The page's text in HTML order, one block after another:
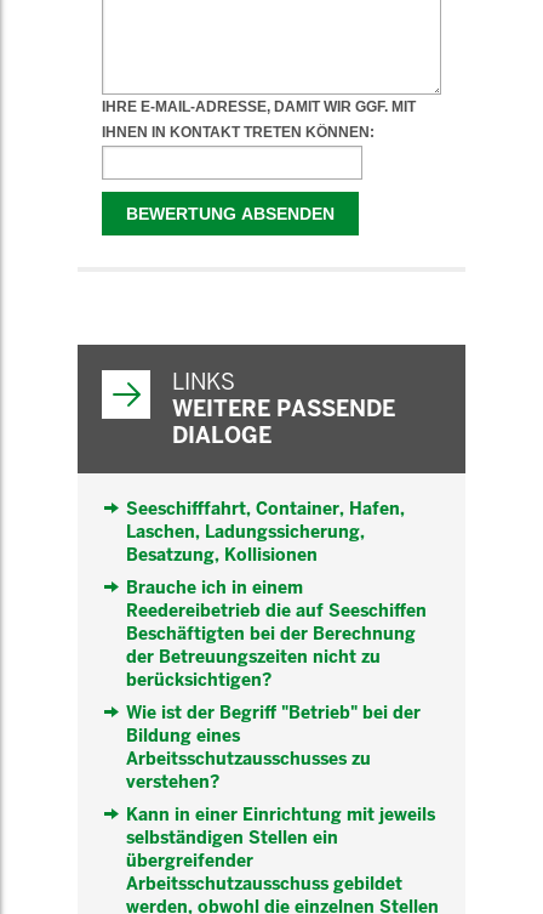
LINKS
WEITERE PASSENDE
DIALOGE
Seeschifffahrt, Container, Hafen,
Laschen, Ladungssicherung,
Besatzung, Kollisionen
Brauche ich in einem
Reedereibetrieb die auf Seeschiffen
Beschäftigten bei der Berechnung
der Betreuungszeiten nicht zu
berücksichtigen?
Wie ist der Begriff "Betrieb" bei der
Bildung eines
Arbeitsschutzausschusses zu
verstehen?
Kann in einer Einrichtung mit jeweils
selbständigen Stellen ein
übergreifender
Arbeitsschutzausschuss gebildet
werden, obwohl die einzelnen Stellen